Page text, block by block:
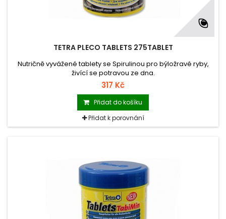
TETRA PLECO TABLETS 275TABLET
Nutričně vyvážené tablety se Spirulinou pro býložravé ryby,
živící se potravou ze dna.
317 Kč
Přidat do košíku
Přidat k porovnání